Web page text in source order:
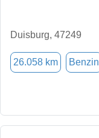
Duisburg, 47249
26.058 km Benzin